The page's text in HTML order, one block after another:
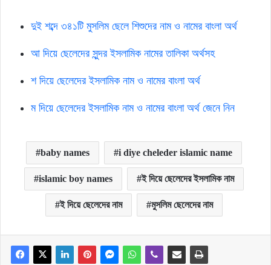
দুই শব্দে ৩৪১টি মুসলিম ছেলে শিশুদের নাম ও নামের বাংলা অর্থ
আ দিয়ে ছেলেদের সুন্দর ইসলামিক নামের তালিকা অর্থসহ
শ দিয়ে ছেলেদের ইসলামিক নাম ও নামের বাংলা অর্থ
ম দিয়ে ছেলেদের ইসলামিক নাম ও নামের বাংলা অর্থ জেনে নিন
baby names i diye cheleder islamic name
islamic boy names ই দিয়ে ছেলেদের ইসলামিক নাম
ই দিয়ে ছেলেদের নাম মুসলিম ছেলেদের নাম